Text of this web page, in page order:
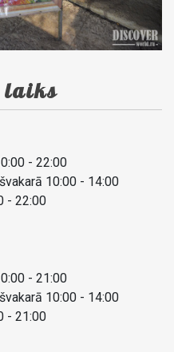
laiks
- 22:00
10:00 - 14:00
- 22:00
- 21:00
10:00 - 14:00
- 21:00